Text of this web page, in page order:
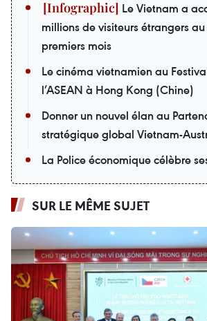
Le Vietnam a
millions de visiteurs étrangers
premiers mois
Le cinéma vietnamien au
l’ASEAN à Hong Kong (Chine)
Donner un nouvel élan au
stratégique global Vietnam-
La Police économique célèbre
SUR LE MÊME SUJET